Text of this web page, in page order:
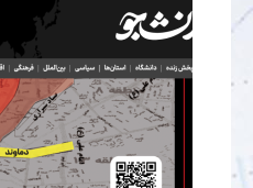
بانک
انرژی
اقتصاد